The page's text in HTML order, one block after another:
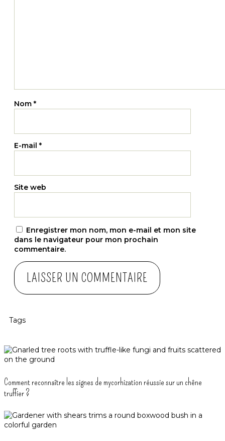
Nom *
E-mail *
Site web
Enregistrer mon nom, mon e-mail et mon site
dans le navigateur pour mon prochain
commentaire.
Tags
Comment reconnaître les signes de mycorhization réussie sur un chêne
truffier ?